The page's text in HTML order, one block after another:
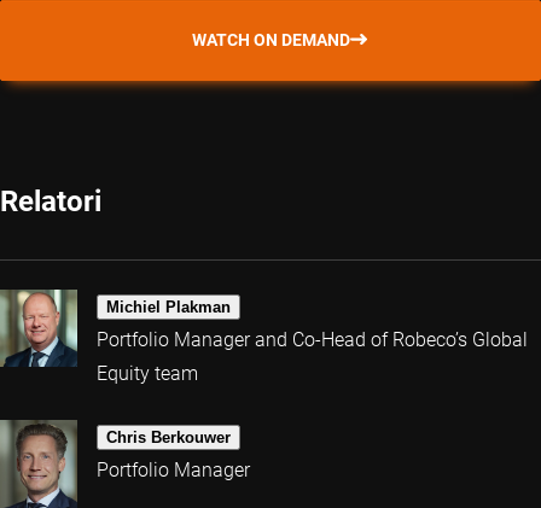
WATCH ON DEMAND
Relatori
Michiel Plakman
Portfolio Manager and Co-Head of Robeco’s Global
Equity team
Chris Berkouwer
Portfolio Manager